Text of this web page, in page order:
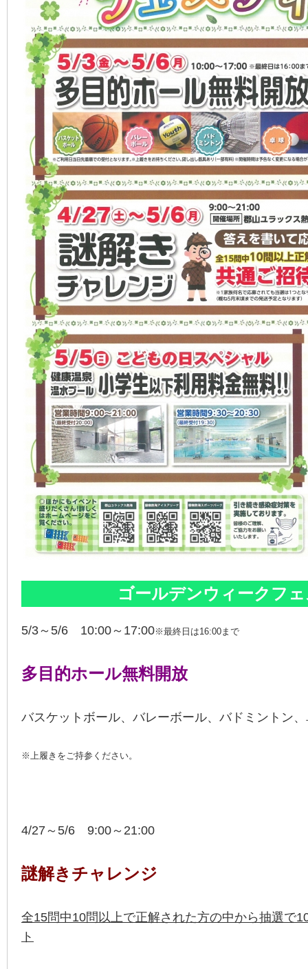
ゴールデンウィークフ
5/3～5/6 10:00～17:00※最終日は16:00まで
多目的ホール無料開放
バスケットボール、バレーボール、バドミントン
※上履きをご持参ください。
4/27～5/6 9:00～21:00
謎解きチャレンジ
全15問中10問以上で正解された方の中から抽選で
ト